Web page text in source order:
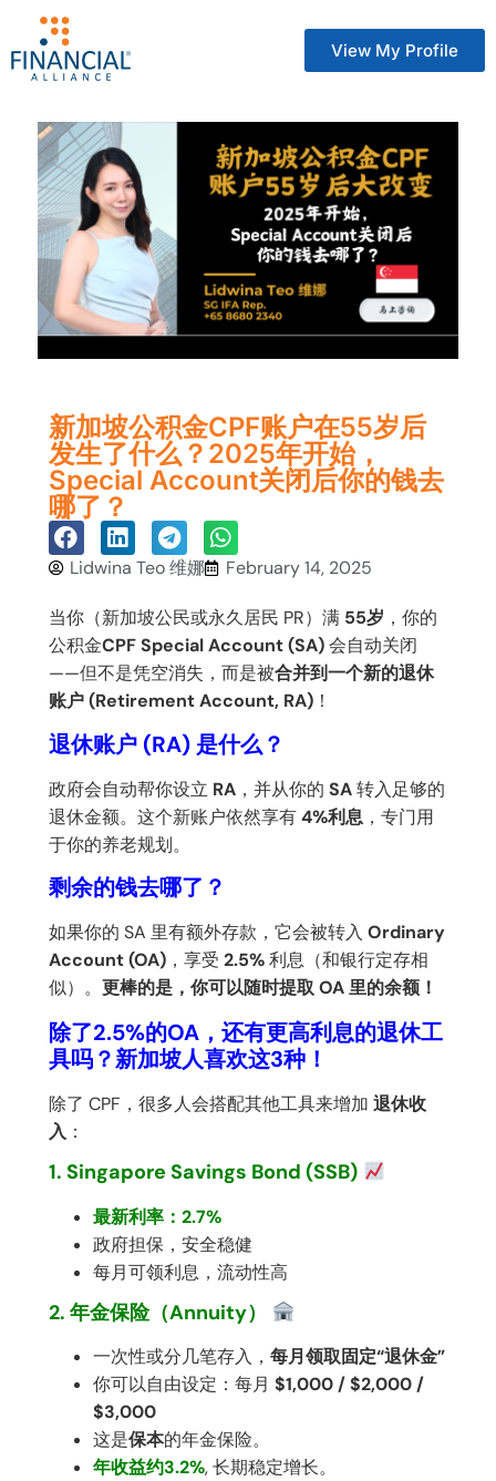
View My Profile
新加坡公积金CPF账户在55岁后
发生了什么？2025年开始，
Special Account关闭后你的钱去
哪了？
Lidwina Teo 维娜 February 14, 2025
当你（新加坡公民或永久居民 PR）满 55岁 ，你的
公积金CPF Special Account (SA)会自动关闭
——但不是凭空消失，而是被合并到一个新的退休
账户 (Retirement Account, RA) ！
退休账户 (RA) 是什么？
政府会自动帮你设立 RA ，并从你的 SA转入足够的
退休金额。这个新账户依然享有4%利息 ，专门用
于你的养老规划。
剩余的钱去哪了？
如果你的 SA 里有额外存款，它会被转入 Ordinary
Account (OA) ，享受 2.5%利息（和银行定存相
似）。 更棒的是，你可以随时提取 OA 里的余额！
除了2.5%的OA，还有更高利息的退休工
具吗？新加坡人喜欢这3种！
除了 CPF，很多人会搭配其他工具来增加 退休收
入 ：
1. Singapore Savings Bond (SSB)
最新利率：2.7%
政府担保，安全稳健
每月可领利息，流动性高
2. 年金保险（Annuity）
一次性或分几笔存入， 每月领取固定“退休金”
你可以自由设定：每月 $1,000 / $2,000 /
$3,000
这是保本的年金保险。
年收益约3.2%, 长期稳定增长。